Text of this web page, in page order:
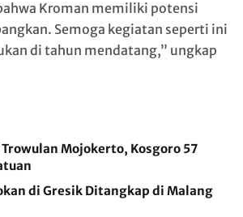
Kroman memiliki potensi
Semoga kegiatan seperti ini
di tahun mendatang,” ungkap
Mojokerto, Kosgoro 57
di Gresik Ditangkap di Malang